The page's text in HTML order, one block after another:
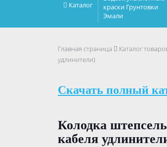
Каталог
краски Грунтовки
Эмали
Главная страница Каталог
удлинители)
Скачать полный
Колодка
кабеля